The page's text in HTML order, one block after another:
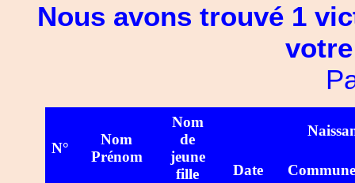
Nous avons trouvé 1
N°
Nom
Prénom
Nom
de
jeune
fille
Date Commune